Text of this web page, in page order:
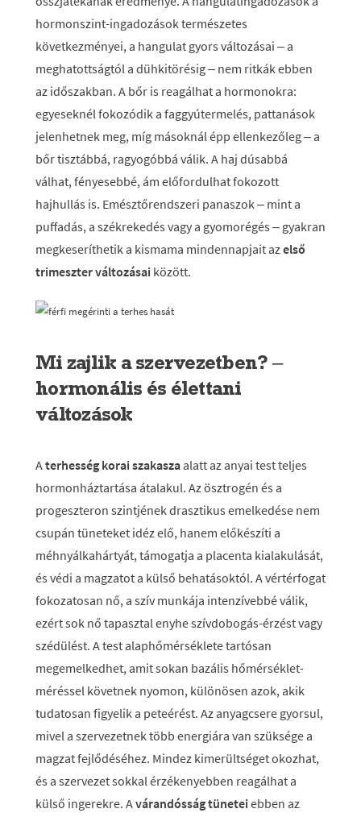
hormonszint-ingadozások természetes
következményei, a hangulat gyors változásai – a
meghatottságtól a dühkitörésig – nem ritkák ebben
az időszakban. A bőr is reagálhat a hormonokra:
egyeseknél fokozódik a faggyútermelés, pattanások
jelenhetnek meg, míg másoknál épp ellenkezőleg – a
bőr tisztábbá, ragyogóbbá válik. A haj dúsabbá
válhat, fényesebbé, ám előfordulhat fokozott
hajhullás is. Emésztőrendszeri panaszok – mint a
puffadás, a székrekedés vagy a gyomorégés – gyakran
megkeseríthetik a kismama mindennapjait azelső
trimeszter változásai között.
Mi zajlik a szervezetben? –
hormonális és élettani
változások
Aterhesség korai szakasza alatt az anyai test teljes
hormonháztartása átalakul. Az ösztrogén és a
progeszteron szintjének drasztikus emelkedése nem
csupán tüneteket idéz elő, hanem előkészíti a
méhnyálkahártyát, támogatja a placenta kialakulását,
és védi a magzatot a külső behatásoktól. A vértérfogat
fokozatosan nő, a szív munkája intenzívebbé válik,
ezért sok nő tapasztal enyhe szívdobogás-érzést vagy
szédülést. A test alaphőmérséklete tartósan
megemelkedhet, amit sokan bazális hőmérséklet-
méréssel követnek nyomon, különösen azok, akik
tudatosan figyelik a peteérést. Az anyagcsere gyorsul,
mivel a szervezetnek több energiára van szüksége a
magzat fejlődéséhez. Mindez kimerültséget okozhat,
és a szervezet sokkal érzékenyebben reagálhat a
külső ingerekre. Avárandósság tünetei ebben az